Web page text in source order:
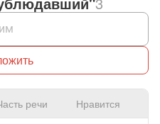
речи Нравится